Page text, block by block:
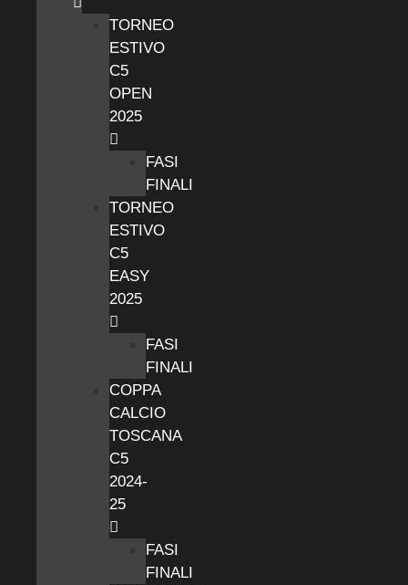
TORNEO
ESTIVO
C5
OPEN
2025
FASI
FINALI
TORNEO
ESTIVO
C5
EASY
2025
FASI
FINALI
COPPA
CALCIO
TOSCANA
C5
2024-
25
FASI
FINALI